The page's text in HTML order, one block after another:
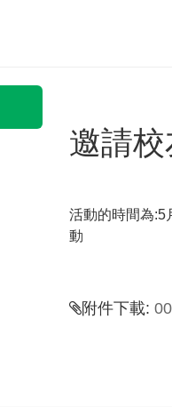
邀請
活動的時間為:5
動
附件下載: